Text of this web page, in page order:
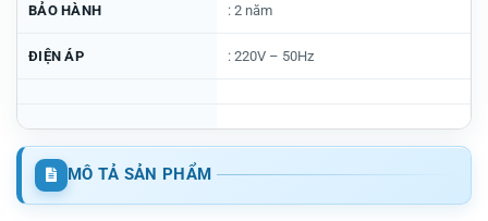
BẢO HÀNH : 2 năm
ĐIỆN ÁP : 220V – 50Hz
MÔ TẢ SẢN PHẨM